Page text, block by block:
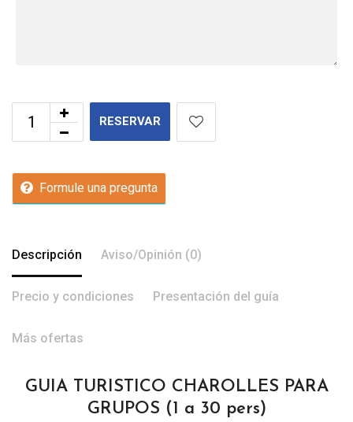
RESERVAR
Formule una pregunta
Descripción Aviso/Opinión (0)
Precio y condiciones Presentación del guía
Más ofertas
GUIA TURISTICO CHAROLLES PARA
GRUPOS (1 a 30 pers)